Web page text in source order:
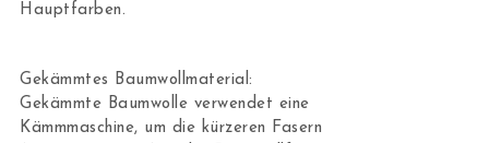
Hauptfarben.
Gekämmtes Baumwollmaterial:
Gekämmte Baumwolle verwendet eine
Kämmmaschine, um die kürzeren Fasern